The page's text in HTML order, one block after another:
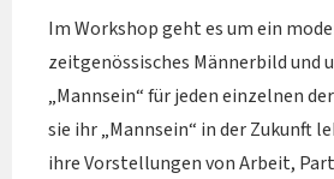
Im Workshop geht es um ein
zeitgenössisches Männerbild und
„Mannsein“ für jeden einzelnen
sie ihr „Mannsein“ in der Zukunft
ihre Vorstellungen von Arbeit,